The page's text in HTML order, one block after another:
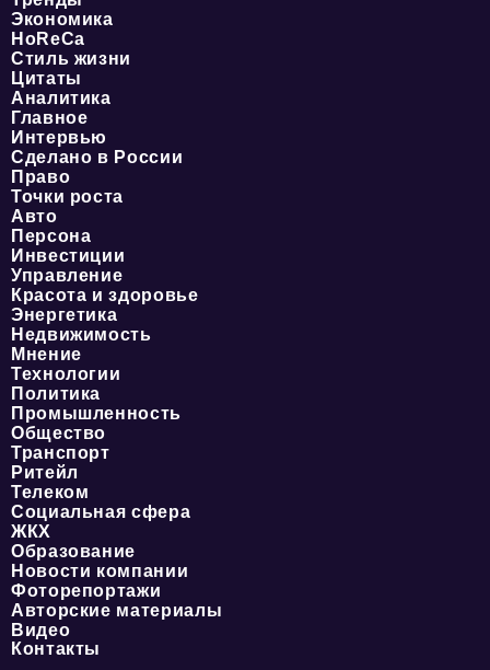
Экономика
HoReCa
Стиль жизни
Цитаты
Аналитика
Главное
Интервью
Сделано в России
Право
Точки роста
Авто
Персона
Инвестиции
Управление
Красота и здоровье
Энергетика
Недвижимость
Мнение
Технологии
Политика
Промышленность
Общество
Транспорт
Ритейл
Телеком
Социальная сфера
ЖКХ
Образование
Новости компании
Фоторепортажи
Авторские материалы
Видео
Контакты